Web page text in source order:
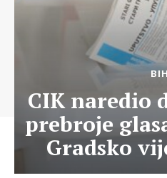
BIH
CIK naredio
prebroje
Gradsko